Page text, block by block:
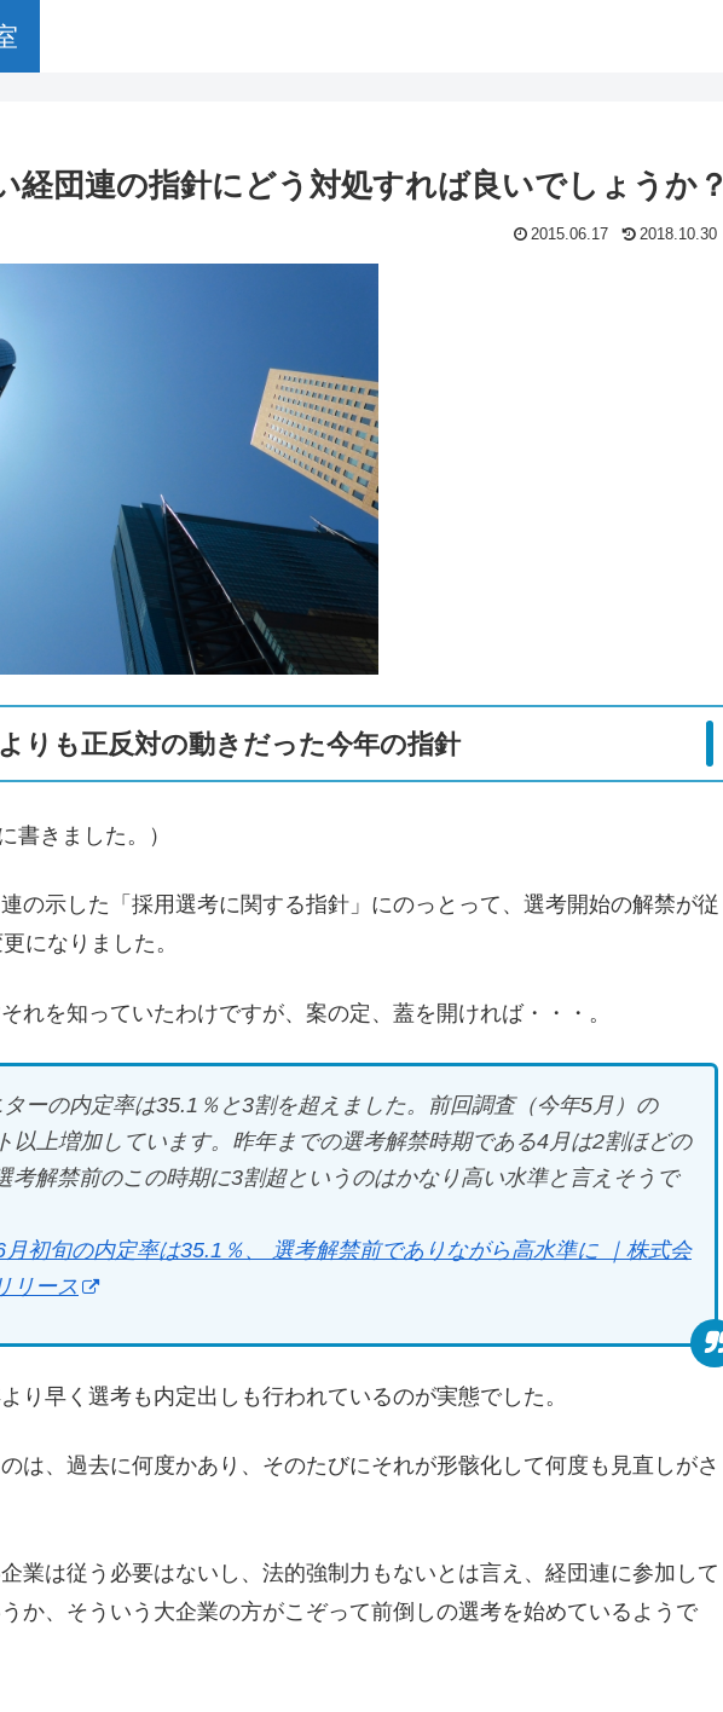
経団連の指針にどう対処すれば良いでしょうか？
2015.06.17 2018.10.30
りも正反対の動きだった今年の指針
書きました。）
の示した「採用選考に関する指針」にのっとって、選考開始の解禁が従
になりました。
れを知っていたわけですが、案の定、蓋を開ければ・・・。
ーの内定率は35.1％と3割を超えました。前回調査（今年5月）の
以上増加しています。昨年までの選考解禁時期である4月は2割ほどの
考解禁前のこの時期に3割超というのはかなり高い水準と言えそうで
初旬の内定率は35.1％、 選考解禁前でありながら高水準に ｜株式会
リース
り早く選考も内定出しも行われているのが実態でした。
は、過去に何度かあり、そのたびにそれが形骸化して何度も見直しがさ
業は従う必要はないし、法的強制力もないとは言え、経団連に参加して
か、そういう大企業の方がこぞって前倒しの選考を始めているようで